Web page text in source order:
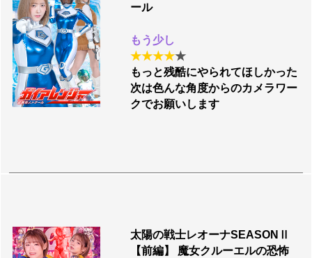
ール
もう少し
★★★★★
もっと残酷にやられてほしかった
次は色んな角度からのカメラワー
クでお願いします
太陽の戦士レオーナSEASONⅡ
【前編】 魔女クルーエルの恐怖